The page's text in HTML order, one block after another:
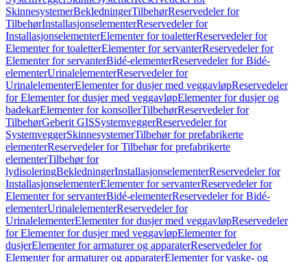
SkinnesystemerBekledningerTilbehørReservedeler for
TilbehørInstallasjonselementerReservedeler for
InstallasjonselementerElementer for toaletterReservedeler for
Elementer for toaletterElementer for servanterReservedeler for
Elementer for servanterBidé-elementerReservedeler for Bidé-
elementerUrinalelementerReservedeler for
UrinalelementerElementer for dusjer med veggavløpReservedeler
for Elementer for dusjer med veggavløpElementer for dusjer og
badekarElementer for konsollerTilbehørReservedeler for
TilbehørGeberit GISSystemveggerReservedeler for
SystemveggerSkinnesystemerTilbehør for prefabrikerte
elementerReservedeler for Tilbehør for prefabrikerte
elementerTilbehør for
lydisoleringBekledningerInstallasjonselementerReservedeler for
InstallasjonselementerElementer for servanterReservedeler for
Elementer for servanterBidé-elementerReservedeler for Bidé-
elementerUrinalelementerReservedeler for
UrinalelementerElementer for dusjer med veggavløpReservedeler
for Elementer for dusjer med veggavløpElementer for
dusjerElementer for armaturer og apparaterReservedeler for
Elementer for armaturer og apparaterElementer for vaske- og